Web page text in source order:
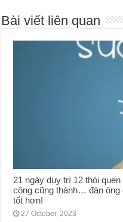
Bài viết liên quan
21 ngày duy trì 12 thói
công cũng thành… đàn
tốt hơn!
27 October, 2023